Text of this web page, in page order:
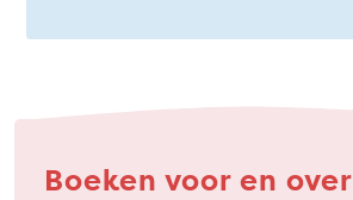
Boeken voor en over